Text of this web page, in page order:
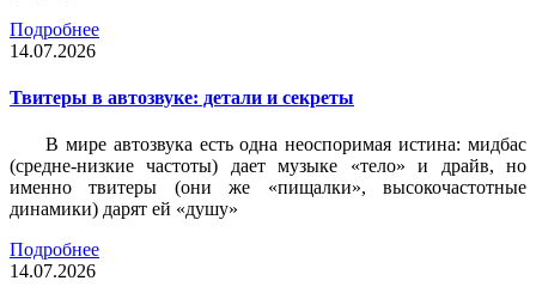
Подробнее
14.07.2026
Твитеры в автозвуке: детали и секреты
В мире автозвука есть одна неоспоримая истина: мидбас
(средне-низкие частоты) дает музыке «тело» и драйв, но
именно твитеры (они же «пищалки», высокочастотные
динамики) дарят ей «душу»
Подробнее
14.07.2026